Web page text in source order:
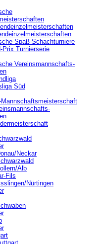
Spaß-Schachturniere
Prix Turnierserie
Vereinsmannschafts-
Süd
Mannschaftsmeisterschaft
Neckar
Alb
Fils
Nürtingen